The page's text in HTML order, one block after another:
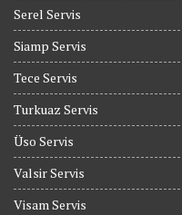
Serel Servis
Siamp Servis
Tece Servis
Turkuaz Servis
Üso Servis
Valsir Servis
Visam Servis